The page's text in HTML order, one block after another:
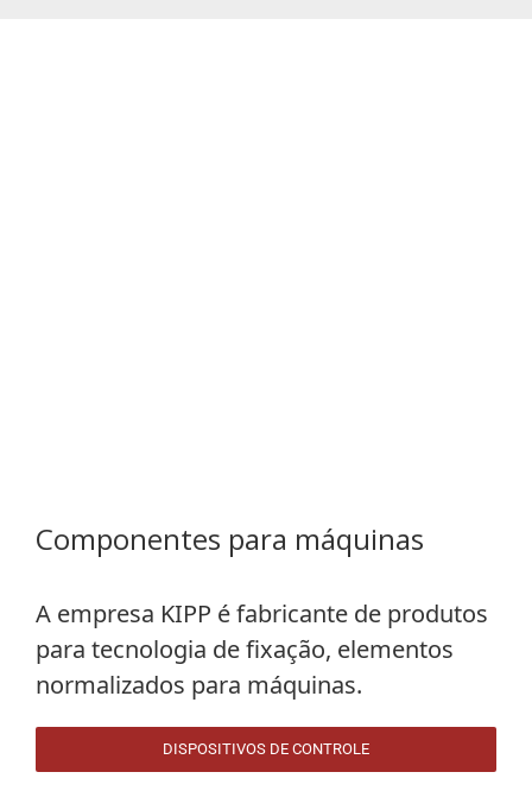
Componentes para máquinas
A empresa KIPP é fabricante de produtos
para tecnologia de fixação, elementos
normalizados para máquinas.
DISPOSITIVOS DE CONTROLE